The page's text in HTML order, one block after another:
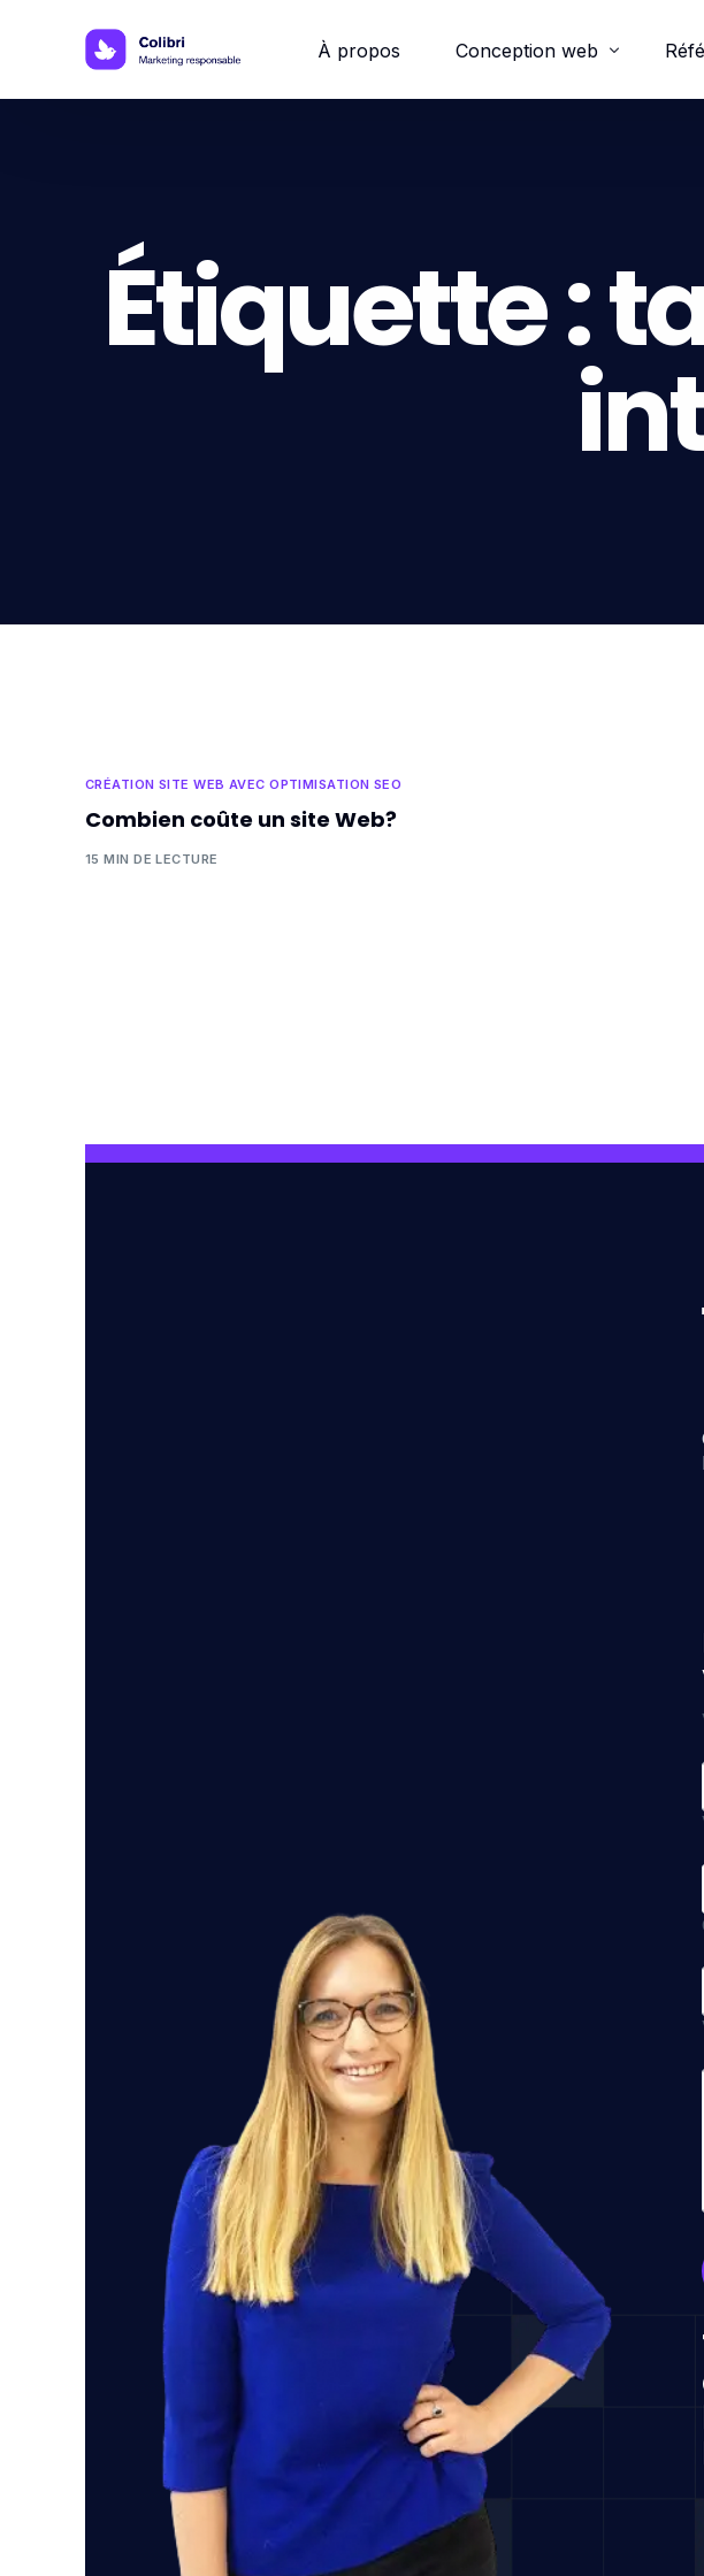
À propos Conception web
Étiquette :
CRÉATION SITE WEB AVEC OPTIMISATION SEO
Combien coûte un site Web?
15 MIN DE LECTURE